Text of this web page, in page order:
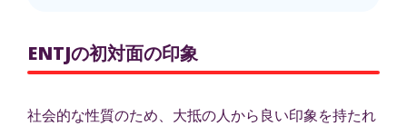
ENTJの初対面の印象
社会的な性質のため、大抵の人から良い印象を持たれ